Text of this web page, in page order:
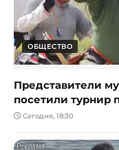
ОБЩЕСТВО
Представители
посетили турнир
Сегодня, 18:30